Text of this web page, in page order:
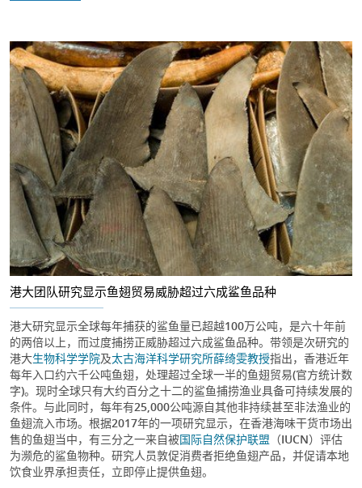
港大团队研究显示鱼翅贸易威胁超过六成鲨鱼品种
港大研究显示全球每年捕获的鲨鱼量已超越100万公吨，是六十年前
的两倍以上，而过度捕捞正威胁超过六成鲨鱼品种。带领是次研究的
港大生物科学学院及太古海洋科学研究所薛绮雯教授指出，香港近年
每年入口约六千公吨鱼翅，处理超过全球一半的鱼翅贸易(官方统计数
字)。现时全球只有大约百分之十二的鲨鱼捕捞渔业具备可持续发展的
条件。与此同时，每年有25,000公吨源自其他非持续甚至非法渔业的
鱼翅流入市场。根据2017年的一项研究显示，在香港海味干货巿场出
售的鱼翅当中，有三分之一来自被国际自然保护联盟 （IUCN）评估
为濒危的鲨鱼物种。研究人员敦促消费者拒绝鱼翅产品，并促请本地
饮食业界承担责任，立即停止提供鱼翅。